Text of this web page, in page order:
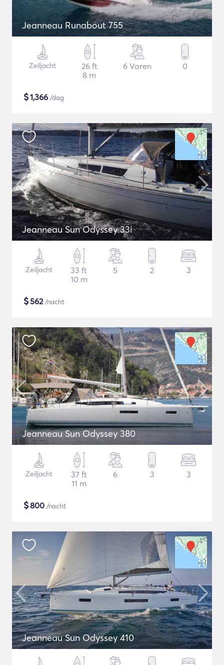
Jeanneau Runabout 755
Zeiljacht
26 ft
8 m
6 Varen 0
$1,366 /dag
Jeanneau Sun Odyssey 33i
Zeiljacht
33 ft
10 m
5 2 3
$562/nacht
Jeanneau Sun Odyssey 380
Zeiljacht
37 ft
11 m
6 3 3
$800 /nacht
Jeanneau Sun Odyssey 410